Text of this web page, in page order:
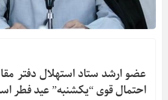
عضو ارشد ستاد استهلال دفتر
احتمال قوی “یکشنبه” عید فطر